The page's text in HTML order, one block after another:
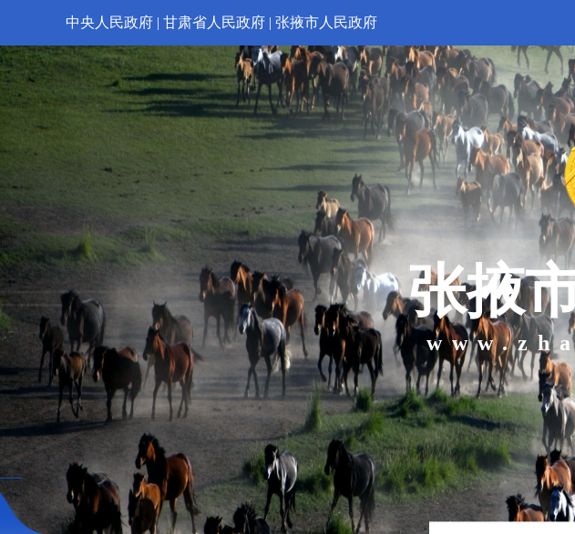
中央人民政府 | 甘肃省人民政府 | 张掖市人民政府
张掖